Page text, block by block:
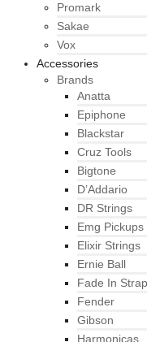
Promark
Sakae
Vox
Accessories
Brands
Anatta
Epiphone
Blackstar
Cruz Tools
Bigtone
D’Addario
DR Strings
Emg Pickups
Elixir Strings
Ernie Ball
Fade In Strap
Fender
Gibson
Harmonicas